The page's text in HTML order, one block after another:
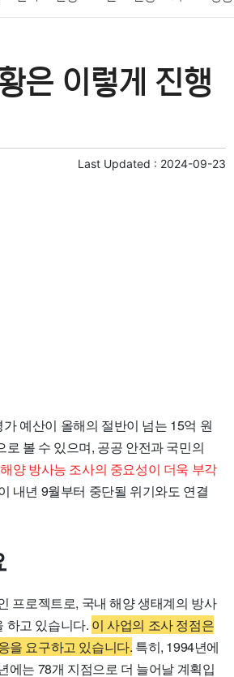
부동산 외국어 교육 교통 생활
은 이렇게 진행
Last Updated : 2024-09-23
예산이 올해의 절반이 넘는 15억 원
볼 수 있으며, 공공 안전과 국민의
양 방사능 조사의 중요성이 더욱 부각
내년 9월부터 중단될 위기와도 연결
프로젝트로, 국내 해양 생태계의 방사
하고 있습니다. 이 사업의 조사 정점은
을 요구하고 있습니다. 특히, 1994년에
에는 78개 지점으로 더 늘어날 계획입